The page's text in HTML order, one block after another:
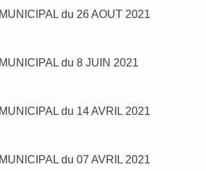
du 26 AOUT 2021
du 8 JUIN 2021
du 14 AVRIL 2021
du 07 AVRIL 2021